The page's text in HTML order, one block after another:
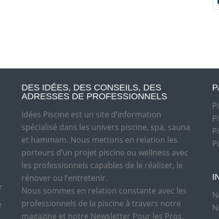
DES IDÉES, DES CONSEILS, DES
ADRESSES DE PROFESSIONNELS
Idées Piscine est un site d’information
spécialisé dans les univers piscine, spa, sauna
et hammam. Nous mettons en relation les
porteurs d’un projet piscine ou wellness avec
les professionnels capables de le réaliser, le
rénover ou l’entretenir.
Nous sommes en relation constante avec les
professionnels de la piscine à travers notre
magazine et notre Newsletter Pour les Pros.